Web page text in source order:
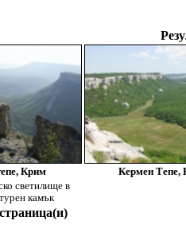
Крим
светилище в
камък
Кермен Тепе,